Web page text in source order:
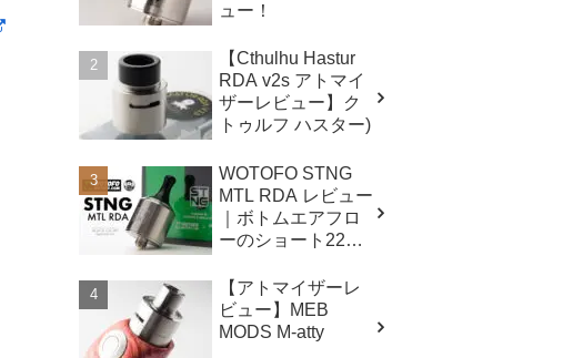
ュー！
【Cthulhu Hastur
RDA v2s アトマイ
ザーレビュー】ク
トゥルフ ハスター)
WOTOFO STNG
MTL RDA レビュー
｜ボトムエアフロ
ーのショート22mm
【アトマイザーレ
ビュー】MEB
MODS M-atty